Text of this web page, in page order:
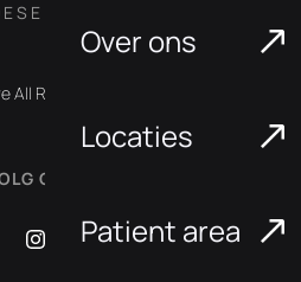
Over ons
Locaties
Patient area
All Rights Reserved.
ONS: